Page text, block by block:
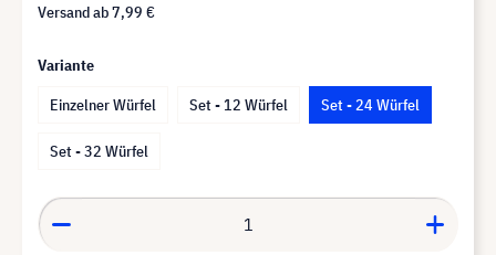
Versand ab7,99 €
Variante
Einzelner Würfel
Set - 12 Würfel Set - 24 Würfel
Set - 32 Würfel